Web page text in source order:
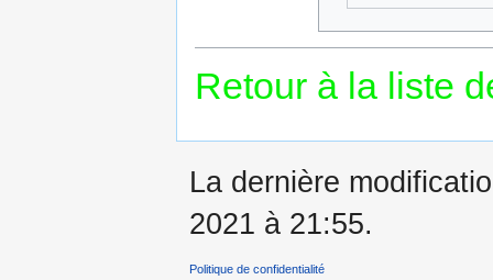
Retour à la liste
La dernière
2021 à 21:55.
Politique de confidentialité